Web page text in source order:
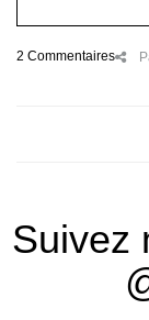
2 Commentaires
Suivez